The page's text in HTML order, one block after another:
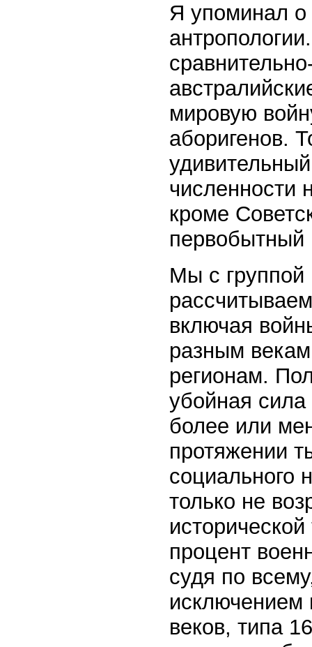
Я упоминал о
мировую
аборигенов.
численности
кроме
первобытный
Мы с группой
включая
разным
регионам.
убойная
более или
протяжении
социального
только не
процент
судя по
исключением
веков, типа